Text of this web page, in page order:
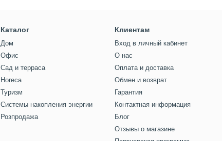
Каталог
Дом
Офис
Сад и терраса
Horeca
Туризм
Системы накопления энергии
Розпродажа
Клиентам
Вход в личный кабинет
О нас
Оплата и доставка
Обмен и возврат
Гарантия
Контактная информация
Блог
Отзывы о магазине